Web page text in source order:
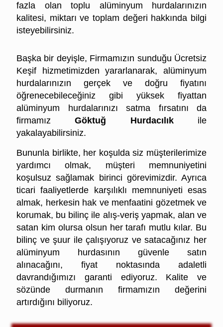
fazla olan toplu alüminyum hurdalarınızın
kalitesi, miktarı ve toplam değeri hakkında bilgi
isteyebilirsiniz.
Başka bir deyişle, Firmamızın sunduğu Ücretsiz
Keşif hizmetimizden yararlanarak, alüminyum
hurdalarınızın gerçek ve doğru fiyatını
öğrenecebileceğiniz gibi yüksek fiyattan
alüminyum
hurdalarınızı satma fırsatını da
firmamızGöktuğ Hurdacılıkile
yakalayabilirsiniz.
Bununla birlikte, her koşulda siz müşterilerimize
yardımcı olmak, müşteri memnuniyetini
koşulsuz sağlamak birinci görevimizdir. Ayrıca
ticari faaliyetlerde karşılıklı memnuniyeti esas
almak, herkesin hak ve menfaatini gözetmek ve
korumak, bu bilinç ile alış-veriş yapmak, alan ve
satan kim olursa olsun her tarafı mutlu kılar. Bu
bilinç ve şuur ile çalışıyoruz vesatacağınız her
alüminyum hurdasının güvenle satın
alınacağını, fiyat noktasında adaletli
davrandığımızı garanti ediyoruz. Kalite ve
sözünde durmanın firmamızın değerini
artırdığını biliyoruz.